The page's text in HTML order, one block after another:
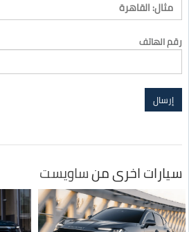
رقم الهاتف
سيارات اخرى منساويست